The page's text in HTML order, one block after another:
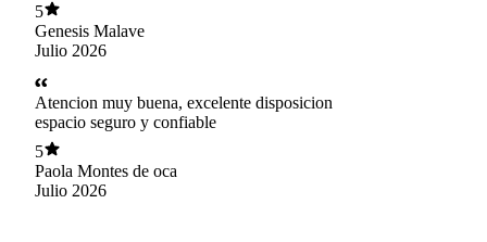
5
Genesis Malave
Julio 2026
Atencion muy buena, excelente disposicion
espacio seguro y confiable
5
Paola Montes de oca
Julio 2026